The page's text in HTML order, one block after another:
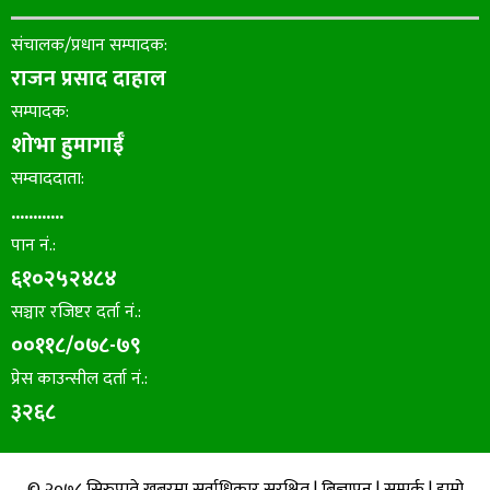
संचालक/प्रधान सम्पादक:
राजन प्रसाद दाहाल
सम्पादक:
शोभा हुमागाईँ
सम्वाददाता:
............
पान नं.:
६१०२५२४८४
सञ्चार रजिष्टर दर्ता नं.:
००११८/०७८-७९
प्रेस काउन्सील दर्ता नं.:
३२६८